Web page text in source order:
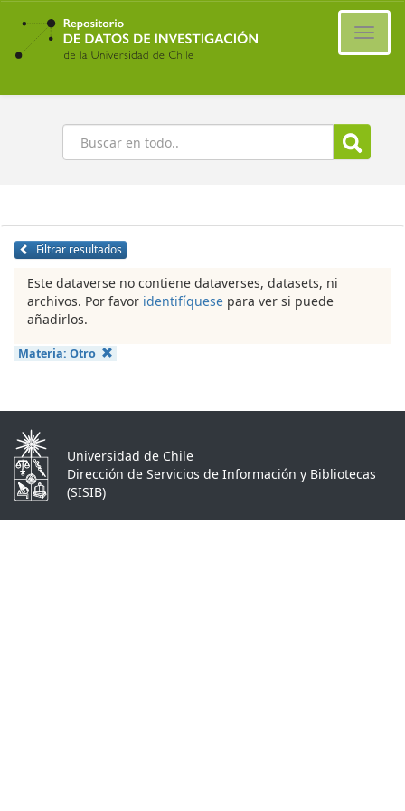
Ir
contenido
principal
Buscar
Filtrar resultados
Este dataverse no contiene dataverses, datasets, ni
archivos. Por favor identifíquese para ver si puede
añadirlos.
Materia: Otro
Universidad de Chile
Dirección de Servicios de Información y Bibliotecas
(SISIB)